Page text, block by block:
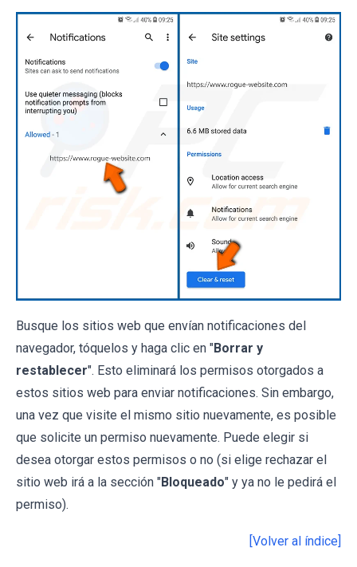
Busque los sitios web que envían notificaciones del
navegador, tóquelos y haga clic en "Borrar y
restablecer". Esto eliminará los permisos otorgados a
estos sitios web para enviar notificaciones. Sin embargo,
una vez que visite el mismo sitio nuevamente, es posible
que solicite un permiso nuevamente. Puede elegir si
desea otorgar estos permisos o no (si elige rechazar el
sitio web irá a la sección "Bloqueado" y ya no le pedirá el
permiso).
[Volver al índice]